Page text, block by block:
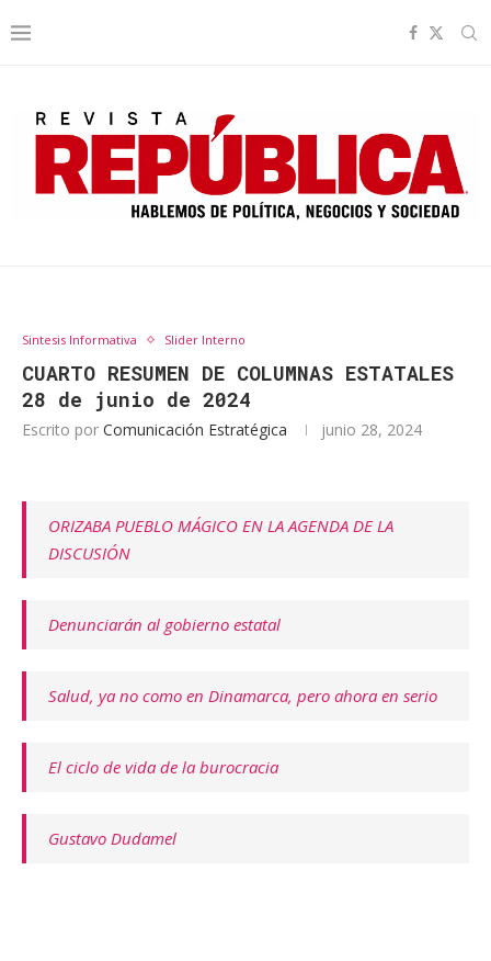
Sintesis Informativa Slider Interno
CUARTO RESUMEN DE COLUMNAS ESTATALES
28 de junio de 2024
Escrito por Comunicación Estratégica junio 28, 2024
ORIZABA PUEBLO MÁGICO EN LA AGENDA DE LA
DISCUSIÓN
Denunciarán al gobierno estatal
Salud, ya no como en Dinamarca, pero ahora en serio
El ciclo de vida de la burocracia
Gustavo Dudamel